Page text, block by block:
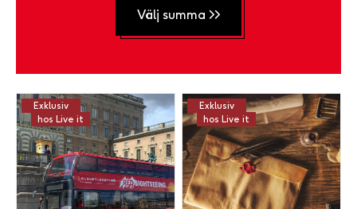
Välj summa >>
Exklusiv
hos Live it
Exklusiv
hos Live it